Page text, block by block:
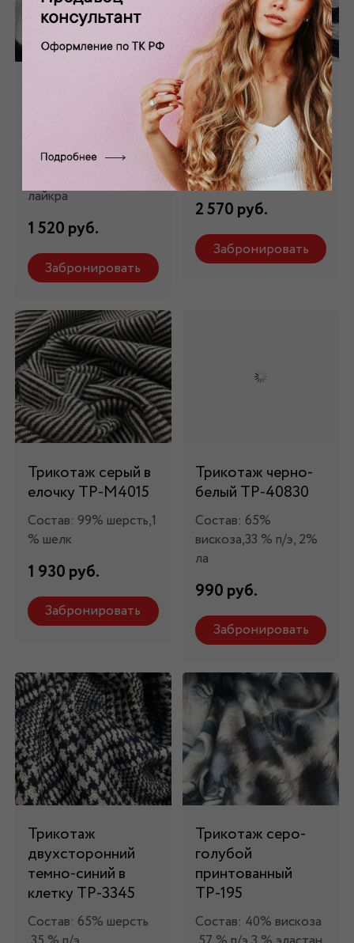
Трикотаж в сине-
Состав: 65%
лайкра
1 520 руб.
Забронировать
Трикотаж в сине-
белую полоску
ТР-10695
Состав: 35%
вискоза,65% п/э
2 570 руб.
Забронировать
Трикотаж серый в
елочку ТР-М4015
Состав: 99% шерсть,1
% шелк
1 930 руб.
Забронировать
Трикотаж черно-
белый ТР-40830
Состав: 65%
вискоза,33 % п/э, 2%
ла
990 руб.
Забронировать
Трикотаж
двухсторонний
темно-синий в
клетку ТР-3345
Состав: 65% шерсть
Трикотаж серо-
голубой
принтованный
ТР-195
Состав: 40% вискоза